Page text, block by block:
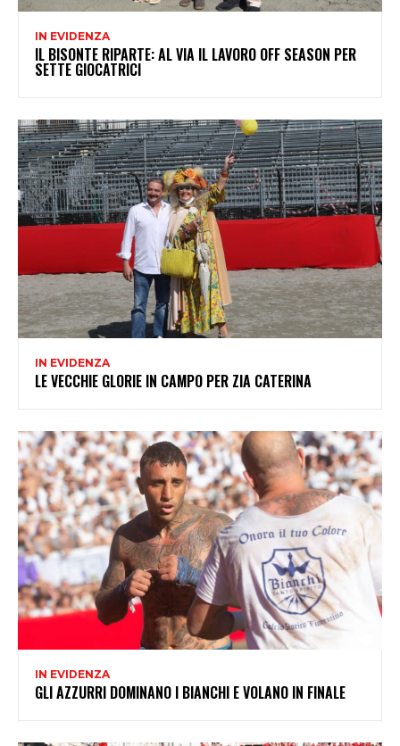
IN EVIDENZA
IL BISONTE RIPARTE: AL VIA IL LAVORO OFF SEASON PER
SETTE GIOCATRICI
IN EVIDENZA
LE VECCHIE GLORIE IN CAMPO PER ZIA CATERINA
IN EVIDENZA
GLI AZZURRI DOMINANO I BIANCHI E VOLANO IN FINALE